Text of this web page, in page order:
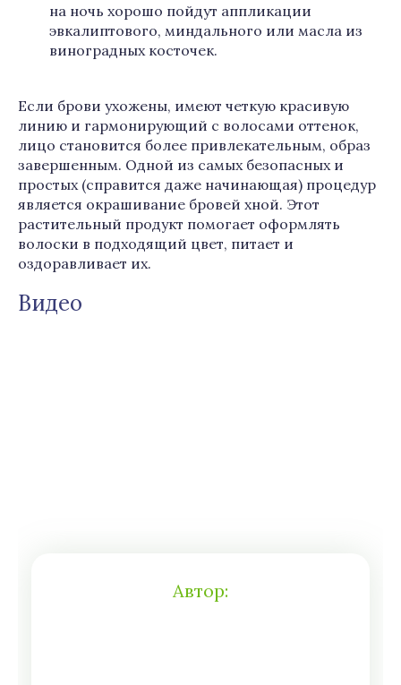
на ночь хорошо пойдут аппликации
эвкалиптового, миндального или масла из
виноградных косточек.
Если брови ухожены, имеют четкую красивую
линию и гармонирующий с волосами оттенок,
лицо становится более привлекательным, образ
завершенным. Одной из самых безопасных и
простых (справится даже начинающая) процедур
является окрашивание бровей хной. Этот
растительный продукт помогает оформлять
волоски в подходящий цвет, питает и
оздоравливает их.
Видео
Автор: